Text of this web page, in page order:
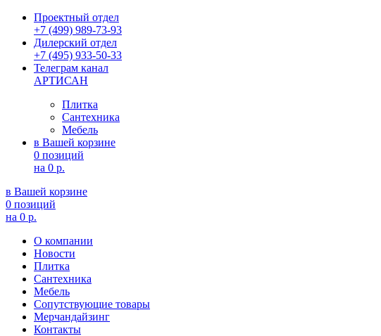
Проектный отдел
+7 (499) 989-73-93
Дилерский отдел
+7 (495) 933-50-33
Телеграм канал
АРТИСАН
Плитка
Сантехника
Мебель
в Вашей корзине
0 позиций
на 0 р.
в Вашей корзине
0 позиций
на 0 р.
О компании
Новости
Плитка
Сантехника
Мебель
Сопутствующие товары
Мерчандайзинг
Контакты